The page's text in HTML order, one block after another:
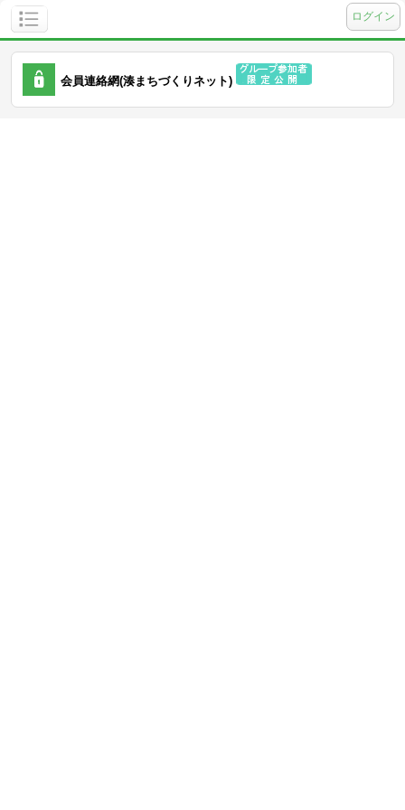
ログイン
会員連絡網(湊まちづくりネット)